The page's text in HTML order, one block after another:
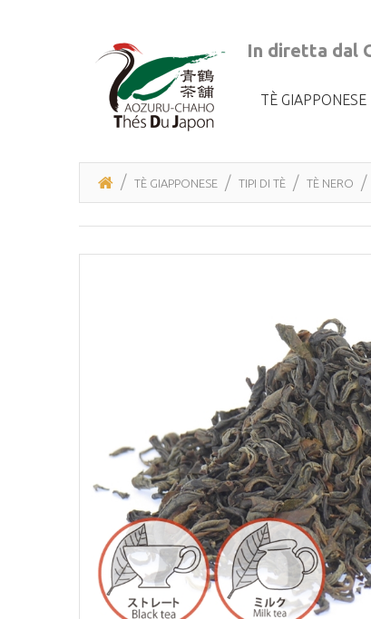
In diretta dal
TÈ GIAPPONESE
TÈ GIAPPONESE TIPI DI TÈ TÈ NERO